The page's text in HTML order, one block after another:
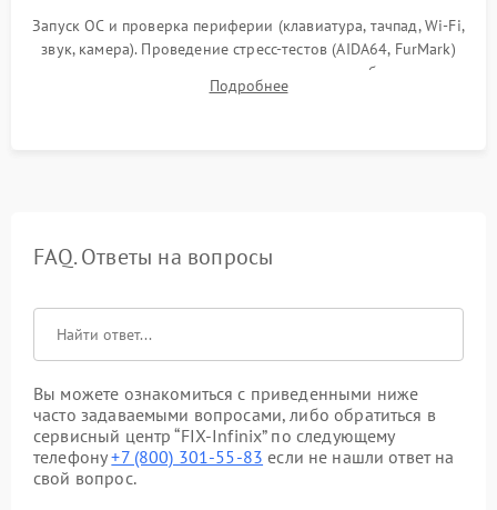
Запуск ОС и проверка периферии (клавиатура, тачпад, Wi-Fi,
звук, камера). Проведение стресс-тестов (AIDA64, FurMark)
для контроля температурного режима и стабильности
системы под пиковой нагрузкой.
Подробнее
FAQ. Ответы на вопросы
Вы можете ознакомиться с приведенными ниже
часто задаваемыми вопросами, либо обратиться в
сервисный центр “FIX-Infinix” по следующему
телефону+7 (800) 301-55-83 если не нашли ответ на
свой вопрос.